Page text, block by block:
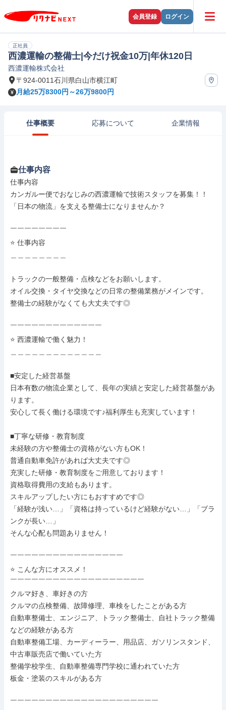
会員登録 ログイン
正社員
西濃運輸の整備士|今だけ祝金10万|年休120日
西濃運輸株式会社
〒924-0011石川県白山市横江町
月給25万8300円～26万9800円
仕事概要 応募について 企業情報
仕事内容
仕事内容
カンガルー便でおなじみの西濃運輸で技術スタッフを募集！！
「日本の物流」を支える整備士になりませんか？
￣￣￣￣￣￣￣￣
⭐ 仕事内容
トラックの一般整備・点検などをお願いします。
オイル交換・タイヤ交換などの日常の整備業務がメインです。
整備士の経験がなくても大丈夫です◎
￣￣￣￣￣￣￣￣￣￣￣￣￣
⭐ 西濃運輸で働く魅力！
■安定した経営基盤
日本有数の物流企業として、長年の実績と安定した経営基盤があ
ります。
安心して長く働ける環境です♪福利厚生も充実しています！
■丁寧な研修・教育制度
未経験の方や整備士の資格がない方もOK！
普通自動車免許があれば大丈夫です◎
充実した研修・教育制度をご用意しております！
資格取得費用の支給もあります。
スキルアップしたい方にもおすすめです◎
「経験が浅い…」「資格は持っているけど経験がない…」「ブラ
ンクが長い…」
そんな心配も問題ありません！
￣￣￣￣￣￣￣￣￣￣￣￣￣￣￣￣
⭐ こんな方にオススメ！
￣￣￣￣￣￣￣￣￣￣￣￣￣￣￣￣￣￣￣
クルマ好き、車好きの方
クルマの点検整備、故障修理、車検をしたことがある方
自動車整備士、エンジニア、トラック整備士、自社トラック整備
などの経験がある方
自動車整備工場、カーディーラー、用品店、ガソリンスタンド、
中古車販売店で働いていた方
整備学校学生、自動車整備専門学校に通われていた方
板金・塗装のスキルがある方
￣￣￣￣￣￣￣￣￣￣￣￣￣￣￣￣￣￣￣￣￣